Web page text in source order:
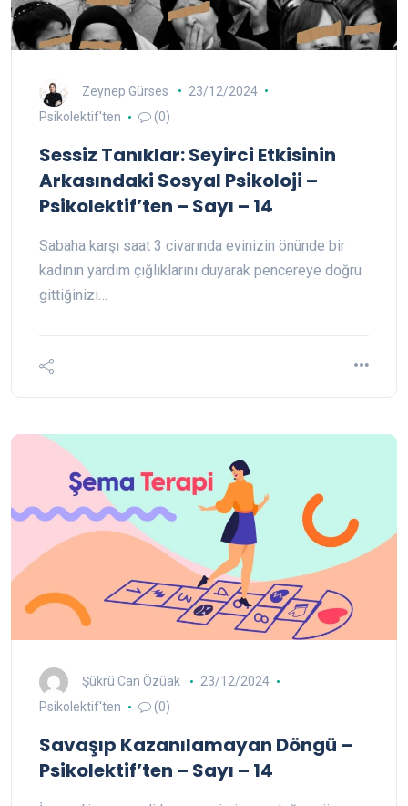
Zeynep Gürses
23/12/2024
Psikolektif'ten
(0)
Sessiz Tanıklar: Seyirci Etkisinin
Arkasındaki Sosyal Psikoloji –
Psikolektif’ten – Sayı – 14
Sabaha karşı saat 3 civarında evinizin önünde bir
kadının yardım çığlıklarını duyarak pencereye doğru
gittiğinizi…
Şükrü Can Özüak
23/12/2024
Psikolektif'ten
(0)
Savaşıp Kazanılamayan Döngü –
Psikolektif’ten – Sayı – 14